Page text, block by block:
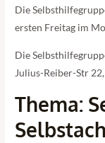
Die
ersten Freitag im
Die
Julius-Reiber-Str
Thema: